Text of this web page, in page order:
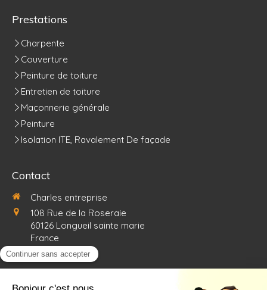
Prestations
Charpente
Couverture
Peinture de toiture
Entretien de toiture
Maçonnerie générale
Peinture
Isolation ITE, Ravalement De façade
Contact
Charles entreprise
108 Rue de la Roseraie
60126 Longueil sainte marie
France
0367726053